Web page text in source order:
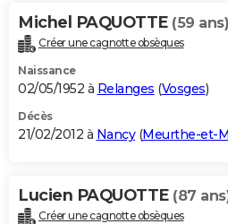
Michel PAQUOTTE (59 ans)
Créer une cagnotte obsèques
Naissance
02/05/1952 à Relanges (Vosges)
Décès
21/02/2012 à Nancy(Meurthe-et-
Lucien PAQUOTTE (87
Créer une cagnotte obsèques